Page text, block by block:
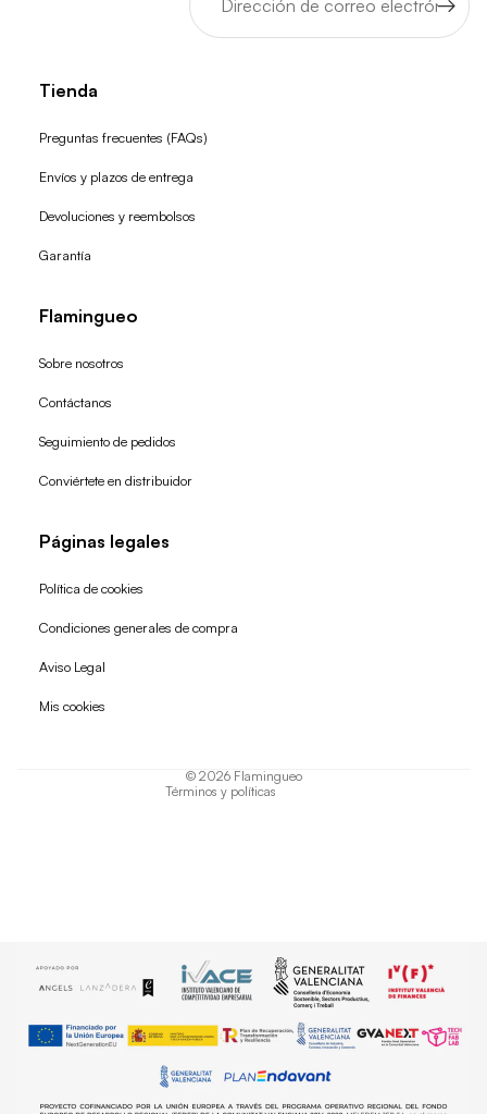
Tienda
Preguntas frecuentes (FAQs)
Envíos y plazos de entrega
Devoluciones y reembolsos
Garantía
Flamingueo
Sobre nosotros
Contáctanos
Seguimiento de pedidos
Conviértete en distribuidor
Páginas legales
Política de cookies
Condiciones generales de compra
Aviso Legal
Mis cookies
© 2026 Flamingueo
Términos y políticas